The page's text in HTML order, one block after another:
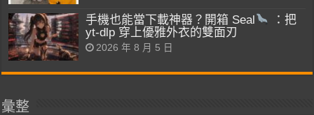
手機也能當下載神器？開箱 Seal
：把
yt-dlp 穿上優雅外衣的雙面刃
2026 年 8 月 5 日
彙整